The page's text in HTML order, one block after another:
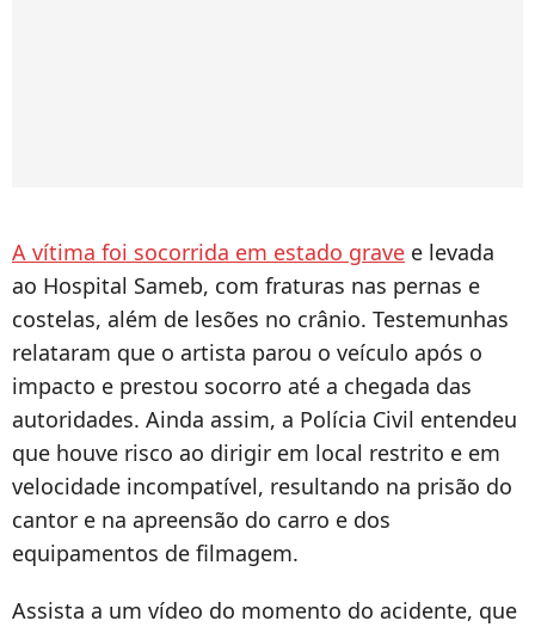
A vítima foi socorrida em estado grave e levada
ao Hospital Sameb, com fraturas nas pernas e
costelas, além de lesões no crânio. Testemunhas
relataram que o artista parou o veículo após o
impacto e prestou socorro até a chegada das
autoridades. Ainda assim, a Polícia Civil entendeu
que houve risco ao dirigir em local restrito e em
velocidade incompatível, resultando na prisão do
cantor e na apreensão do carro e dos
equipamentos de filmagem.
Assista a um vídeo do momento do acidente, que